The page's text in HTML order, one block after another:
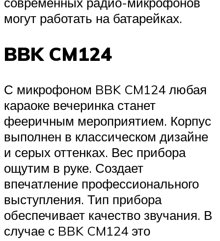
могут работать на батарейках.
BBK CM124
С микрофоном BBK CM124 любая
караоке вечеринка станет
фееричным мероприятием. Корпус
выполнен в классическом дизайне
и серых оттенках. Вес прибора
ощутим в руке. Создает
впечатление профессионального
выступления. Тип прибора
обеспечивает качество звучания. В
случае с BBK CM124 это